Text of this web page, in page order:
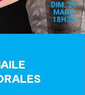
DIM. 29
MARS
18H30